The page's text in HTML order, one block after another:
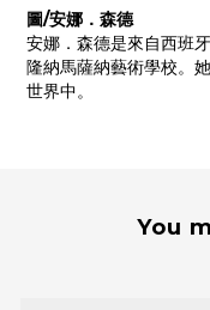
圖/安娜．森德
安娜．森德是來自西班
隆納馬薩納藝術學校。
世界中。
You